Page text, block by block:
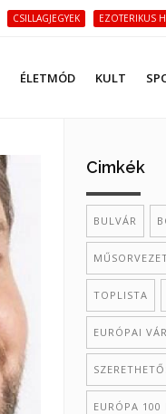
CSILLAGJEGYEK EZOTERIKUS
ÉLETMÓD KULT
Cimkék
BULVÁR
TOPLISTA
EURÓPAI
EURÓPA 100